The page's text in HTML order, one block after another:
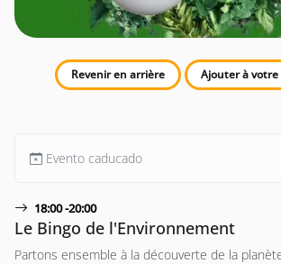
Revenir en arrière Ajouter à
Evento caducado
18:00 -20:00
Le Bingo de l'Environnement
Partons ensemble à la découverte de la